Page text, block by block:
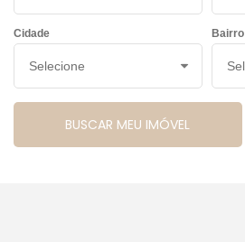
Cidade Bairro